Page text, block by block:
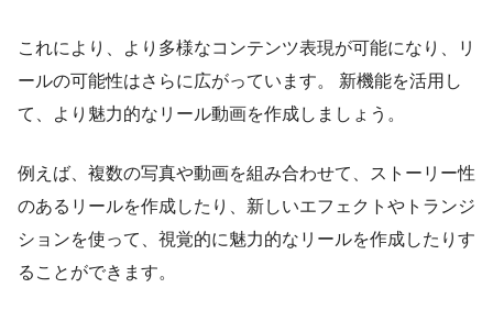
これにより、より多様なコンテンツ表現が可能になり、リ
ールの可能性はさらに広がっています。 新機能を活用し
て、より魅力的なリール動画を作成しましょう。
例えば、複数の写真や動画を組み合わせて、ストーリー性
のあるリールを作成したり、新しいエフェクトやトランジ
ションを使って、視覚的に魅力的なリールを作成したりす
ることができます。